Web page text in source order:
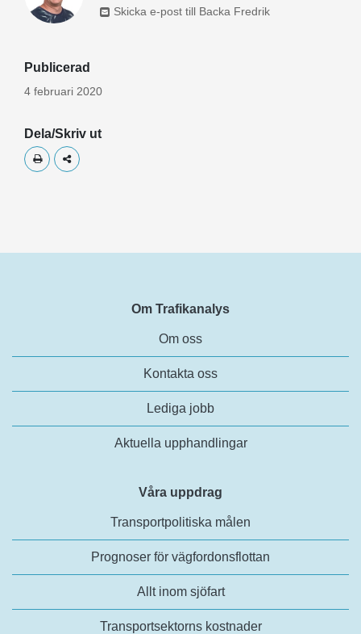
Skicka e-post till Backa Fredrik
Publicerad
4 februari 2020
Dela/Skriv ut
Skriv utDela
Om Trafikanalys
Om oss
Kontakta oss
Lediga jobb
Aktuella upphandlingar
Våra uppdrag
Transportpolitiska målen
Prognoser för vägfordonsflottan
Allt inom sjöfart
Transportsektorns kostnader